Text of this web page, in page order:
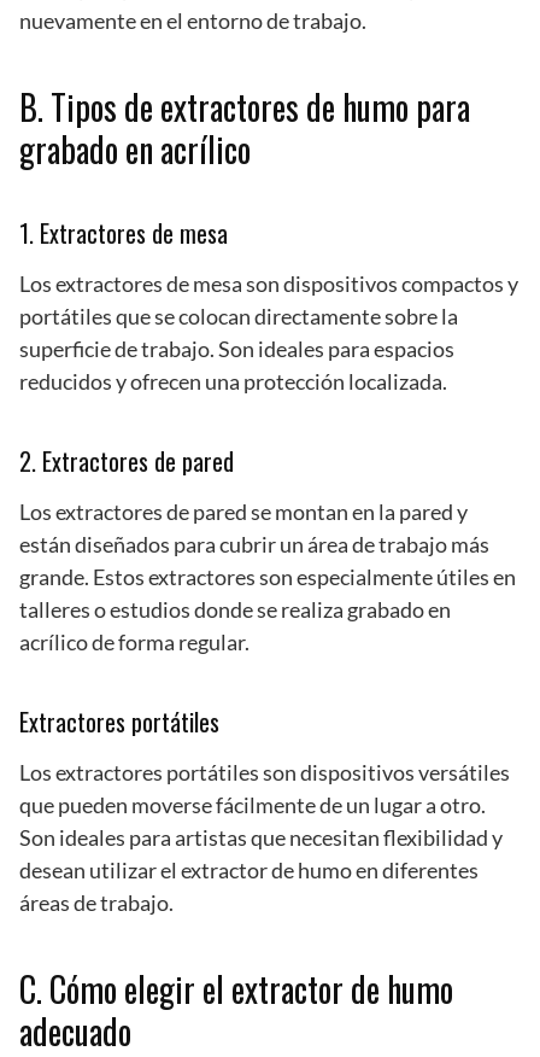
nuevamente en el entorno de trabajo.
B. Tipos de extractores de humo para
grabado en acrílico
1. Extractores de mesa
Los extractores de mesa son dispositivos compactos y
portátiles que se colocan directamente sobre la
superficie de trabajo. Son ideales para espacios
reducidos y ofrecen una protección localizada.
2. Extractores de pared
Los extractores de pared se montan en la pared y
están diseñados para cubrir un área de trabajo más
grande. Estos extractores son especialmente útiles en
talleres o estudios donde se realiza grabado en
acrílico de forma regular.
Extractores portátiles
Los extractores portátiles son dispositivos versátiles
que pueden moverse fácilmente de un lugar a otro.
Son ideales para artistas que necesitan flexibilidad y
desean utilizar el extractor de humo en diferentes
áreas de trabajo.
C. Cómo elegir el extractor de humo
adecuado